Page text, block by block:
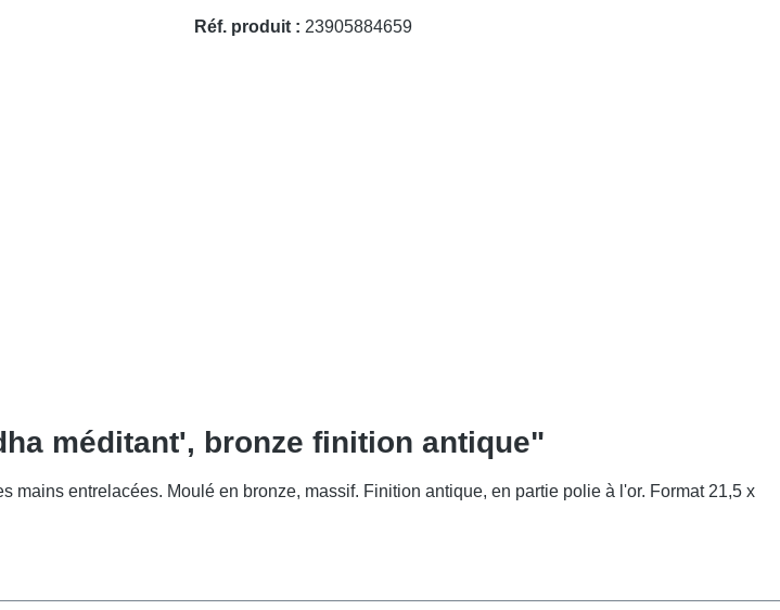
Réf. produit : 23905884659
méditant', bronze finition antique"
entrelacées. Moulé en bronze, massif. Finition antique, en partie polie à l'or. Format 21,5 x